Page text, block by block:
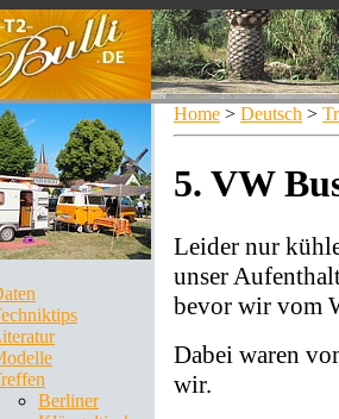
Berliner
Home > Deutsch >
5. VW
Leider nur
unser
bevor wir vom
Dabei waren
wir.